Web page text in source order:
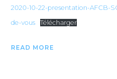
2020-10-22-presentation-AFCB-
de-vous
Télécharger
READ MORE